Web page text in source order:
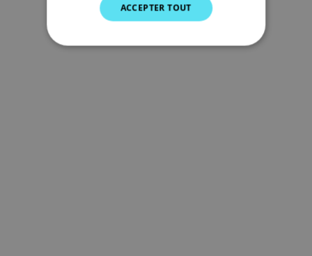
SPANISH
ACCEPTER TOUT